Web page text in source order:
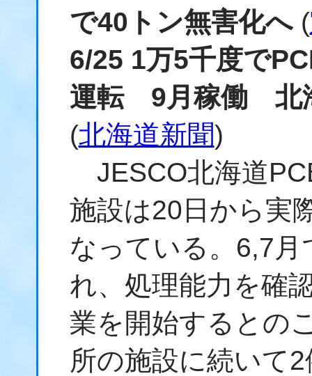
で40トン無害化へ(
6/25 1万5千度で
運転 9月稼働 北
(北海道新聞)
JESCO北海道
施設は20日から実
なっている。6,7
れ、処理能力を確
業を開始するとの
所の施設に続いて